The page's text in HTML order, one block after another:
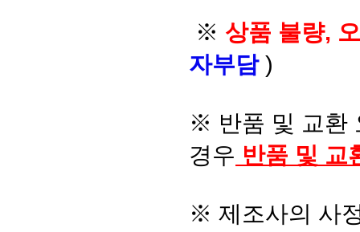
※ 상품 불량,
자부담 )
※ 반품 및 교환
경우 반품 및 교
※ 제조사의 사